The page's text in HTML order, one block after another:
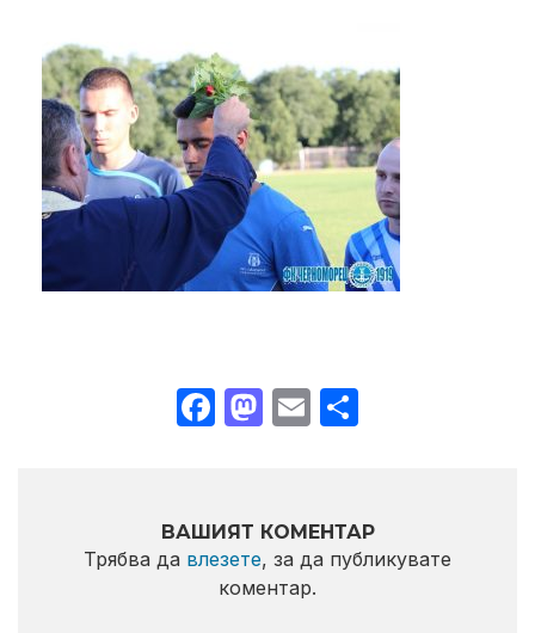
Facebook
Mastodon
Email
ВАШИЯТ КОМЕНТАР
Трябва да влезете, за да публикувате
коментар.